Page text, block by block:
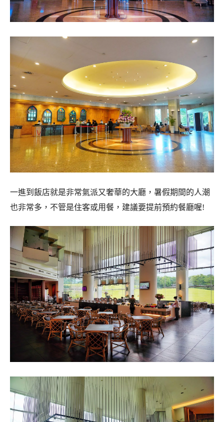
一進到飯店就是非常氣派又奢華的大廳，暑假期間的人潮
也非常多，不管是住客或用餐，建議要提前預約餐廳喔!